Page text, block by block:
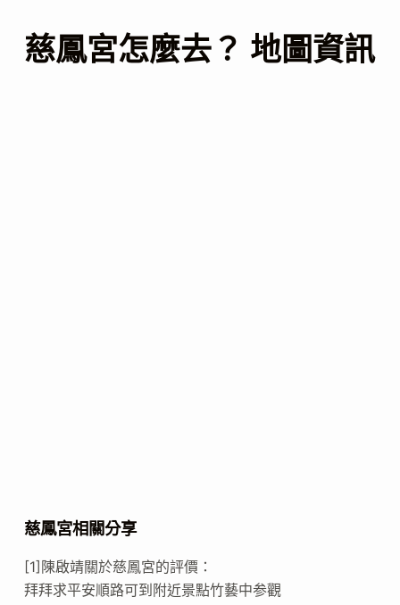
慈鳳宮怎麼去？ 地圖資訊
慈鳳宮相關分享
[1]陳啟靖關於慈鳳宮的評價：
拜拜求平安順路可到附近景點竹藝中参觀